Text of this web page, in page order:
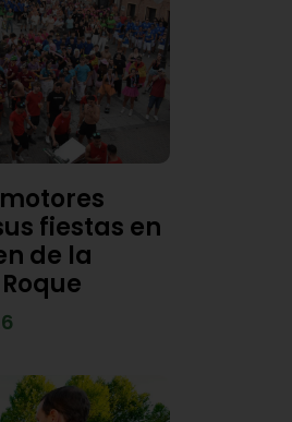
fiestas en
de la